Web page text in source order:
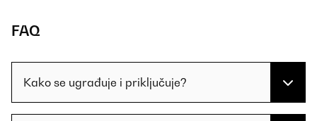
FAQ
Kako se ugrađuje i priključuje?